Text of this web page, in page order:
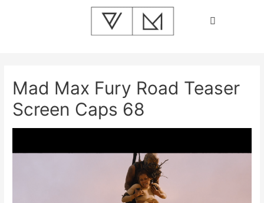
Mad Max Fury Road Teaser
Screen Caps 68